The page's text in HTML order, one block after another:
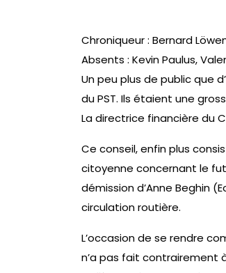
Chroniqueur : Bernard
Absents : Kevin Paulus,
Un peu plus de public que
du PST. Ils étaient une
La directrice financière du
Ce conseil, enfin plus
citoyenne concernant le
démission d’Anne Beghin
circulation routière.
L’occasion de se rendre
n’a pas fait contrairement